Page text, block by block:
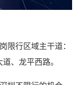
限行区域主干道：
、龙平西路。